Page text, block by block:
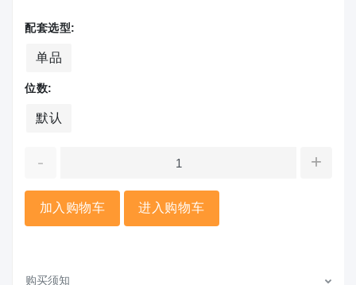
配套选型:
单品
位数:
默认
- +
加入购物车 进入购物车
购买须知